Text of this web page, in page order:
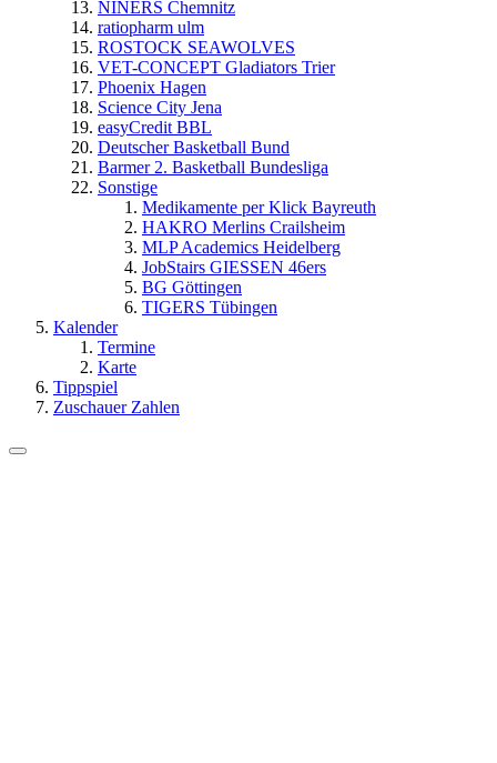
NINERS Chemnitz
ratiopharm ulm
ROSTOCK SEAWOLVES
VET-CONCEPT Gladiators Trier
Phoenix Hagen
Science City Jena
easyCredit BBL
Deutscher Basketball Bund
Barmer 2. Basketball Bundesliga
Sonstige
Medikamente per Klick Bayreuth
HAKRO Merlins Crailsheim
MLP Academics Heidelberg
JobStairs GIESSEN 46ers
BG Göttingen
TIGERS Tübingen
Kalender
Termine
Karte
Tippspiel
Zuschauer Zahlen